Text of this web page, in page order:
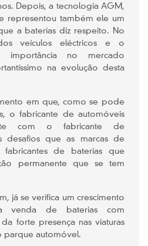
Depois, a tecnologia AGM,
representou também ele um
a baterias diz respeito. No
veículos eléctricos e o
importância no mercado
na evolução desta
em que, como se pode
o fabricante de automóveis
com o fabricante de
desafios que as marcas de
fabricantes de baterias que
permanente que se tem
já se verifica um crescimento
venda de baterias com
forte presença nas viaturas
parque automóvel.